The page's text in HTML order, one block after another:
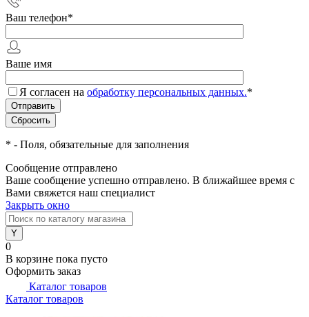
Ваш телефон*
Ваше имя
Я согласен на обработку персональных данных.*
* - Поля, обязательные для заполнения
Сообщение отправлено
Ваше сообщение успешно отправлено. В ближайшее время с
Вами свяжется наш специалист
Закрыть окно
0
В корзине пока пусто
Оформить заказ
Каталог товаров
Каталог товаров